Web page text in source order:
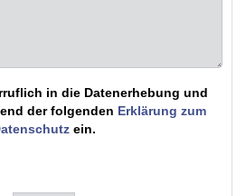
in die Datenerhebung und
der folgenden Erklärung zum
ein.